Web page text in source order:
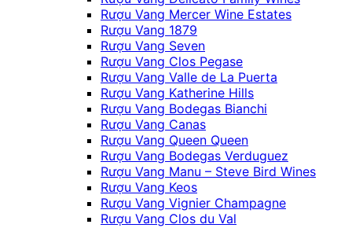
Rượu Vang Mercer Wine Estates
Rượu Vang 1879
Rượu Vang Seven
Rượu Vang Clos Pegase
Rượu Vang Valle de La Puerta
Rượu Vang Katherine Hills
Rượu Vang Bodegas Bianchi
Rượu Vang Canas
Rượu Vang Queen Queen
Rượu Vang Bodegas Verduguez
Rượu Vang Manu – Steve Bird Wines
Rượu Vang Keos
Rượu Vang Vignier Champagne
Rượu Vang Clos du Val